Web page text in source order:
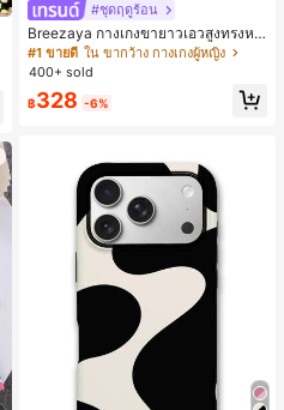
#ชุดฤดูร้อน
Breezaya กางเกงขายาวเอวสูงทรงหล
วมขาบานสำหรับผู้หญิง สีขาวเรียบหรูส
ไตล์ชิค เหมาะสำหรับใส่เที่ยวทะเล วันห
ยโอกาสในชีวิตประจำวัน
#1 ขายดี ใน ขากว้าง กางเกงผู้หญิง
400+ sold
฿328 -6%